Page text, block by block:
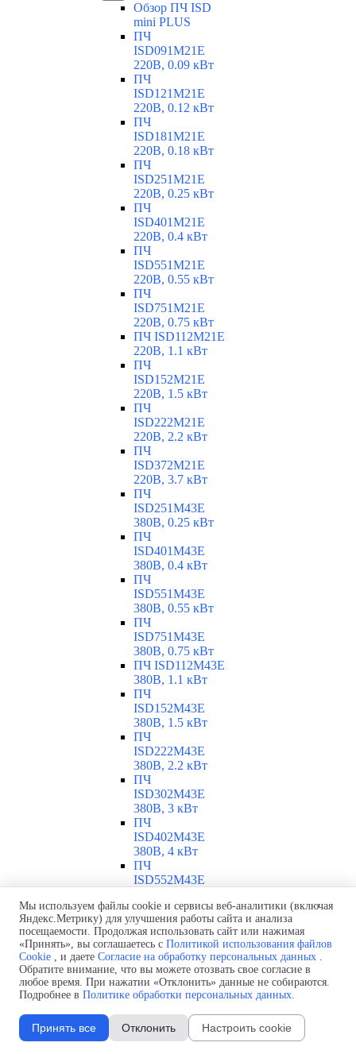
Обзор ПЧ ISD
mini PLUS
ПЧ
ISD091M21E
220В, 0.09 кВт
ПЧ
ISD121M21E
220В, 0.12 кВт
ПЧ
ISD181M21E
220В, 0.18 кВт
ПЧ
ISD251M21E
220В, 0.25 кВт
ПЧ
ISD401M21E
220В, 0.4 кВт
ПЧ
ISD551M21E
220В, 0.55 кВт
ПЧ
ISD751M21E
220В, 0.75 кВт
ПЧ ISD112M21E
220В, 1.1 кВт
ПЧ
ISD152M21E
220В, 1.5 кВт
ПЧ
ISD222M21E
220В, 2.2 кВт
ПЧ
ISD372M21E
220В, 3.7 кВт
ПЧ
ISD251M43E
380В, 0.25 кВт
ПЧ
ISD401M43E
380В, 0.4 кВт
ПЧ
ISD551M43E
380В, 0.55 кВт
ПЧ
ISD751M43E
380В, 0.75 кВт
ПЧ ISD112M43E
380В, 1.1 кВт
ПЧ
ISD152M43E
380В, 1.5 кВт
ПЧ
ISD222M43E
380В, 2.2 кВт
ПЧ
ISD302M43E
380В, 3 кВт
ПЧ
ISD402M43E
380В, 4 кВт
ПЧ
ISD552M43E
ПЧ
ISD752M43E
380В, 7.5 кВт
ПЧ ISD113M43E
380В, 11 кВт
ПЧ INNOVERT ISD
0.25-11 кВт ▼
Обзор ПЧ ISD
ПЧ ISD251U21B
220В, 0.25 кВт
Мы используем файлы cookie и сервисы веб-аналитики (включая
Яндекс.Метрику) для улучшения работы сайта и анализа
посещаемости. Продолжая использовать сайт или нажимая
«Принять», вы соглашаетесь с Политикой использования файлов
Cookie , и даете Согласие на обработку персональных данных .
Обратите внимание, что вы можете отозвать свое согласие в
любое время. При нажатии «Отклонить» данные не собираются.
Подробнее в Политике обработки персональных данных.
Принять все Отклонить Настроить cookie